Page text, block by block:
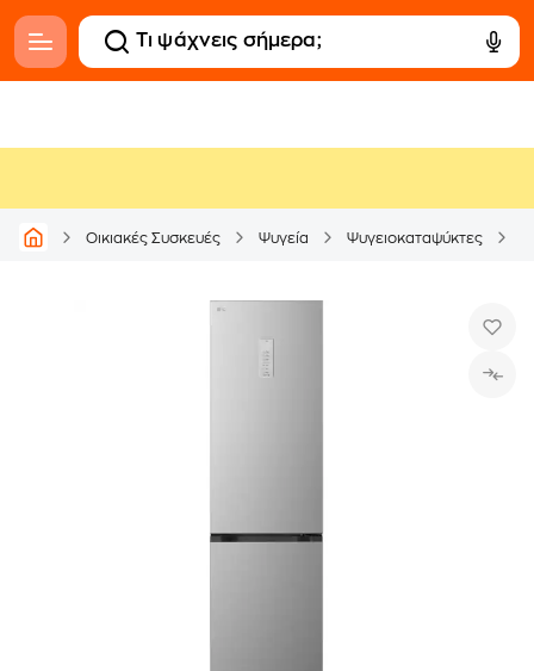
Οικιακές Συσκευές Ψυγεία Ψυγειοκαταψύκτες